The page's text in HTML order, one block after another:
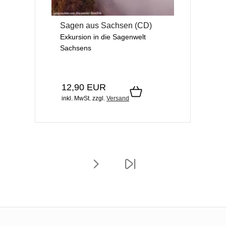
Sagen aus Sachsen (CD)
Exkursion in die Sagenwelt
Sachsens
12,90 EUR
inkl. MwSt. zzgl. Versand